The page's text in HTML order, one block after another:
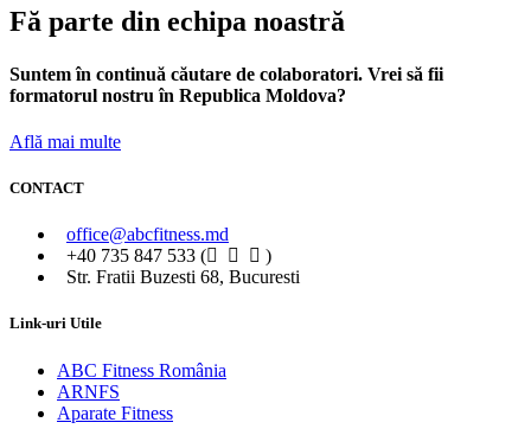
Fă parte din echipa noastră
Suntem în continuă căutare de colaboratori. Vrei să fii
formatorul nostru în Republica Moldova?
Află mai multe
CONTACT
office@abcfitness.md
+40 735 847 533 (
)
Str. Fratii Buzesti 68, Bucuresti
Link-uri Utile
ABC Fitness România
ARNFS
Aparate Fitness